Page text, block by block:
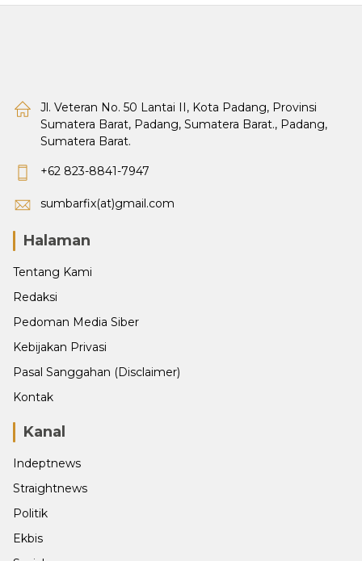
Jl. Veteran No. 50 Lantai II, Kota Padang, Provinsi
Sumatera Barat, Padang, Sumatera Barat., Padang,
Sumatera Barat.
+62 823-8841-7947
sumbarfix(at)gmail.com
Halaman
Tentang Kami
Redaksi
Pedoman Media Siber
Kebijakan Privasi
Pasal Sanggahan (Disclaimer)
Kontak
Kanal
Indeptnews
Straightnews
Politik
Ekbis